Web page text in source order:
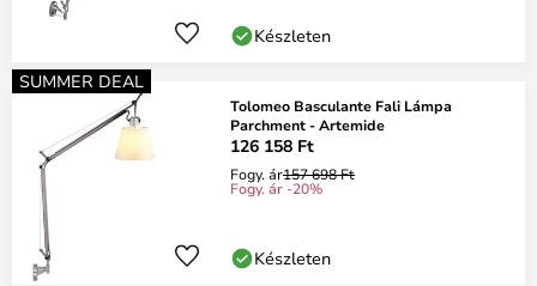
Készleten
SUMMER DEAL
Tolomeo Basculante Fali Lámpa
Parchment - Artemide
126 158 Ft
Fogy. ár157 698 Ft
Fogy. ár -20%
Készleten